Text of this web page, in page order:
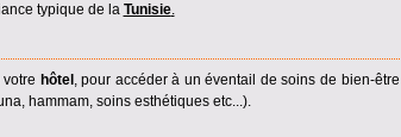
typique de la Tunisie.
hôtel , pour accéder à un éventail de soins de bien-être
hammam, soins esthétiques etc...).